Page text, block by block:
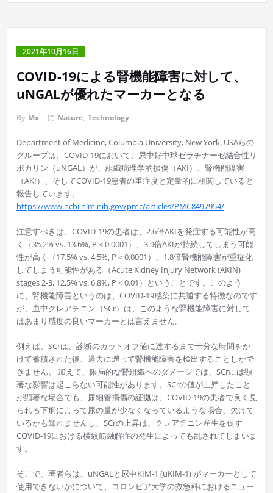
2021年10月16日
COVID-19による腎機能障害に対して、
uNGALが優れたマーカーとなる
By Mx に Nature, Technology
Department of Medicine, Columbia University, New York, USAらの
グループは、COVID-19において、尿中好中球ゼラチナーゼ結合性リ
ポカリン（uNGAL）が、組織病理学的損傷（AKI）、腎機能障害
（AKI）、そしてCOVID-19患者の重症度と定量的に相関していると
報告しています。
https://www.ncbi.nlm.nih.gov/pmc/articles/PMC8497954/
注意すべきは、COVID-19の患者は、2.6倍AKIを発症する可能性が高
く（35.2% vs. 13.6%, P＜0.0001）、3.9倍AKIが持続してしまう可能
性が高く（17.5% vs. 4.5%, P＜0.0001）、1.8倍腎機能障害が重症化
してしまう可能性がある（Acute Kidney Injury Network (AKIN)
stages 2-3, 12.5% vs. 6.8%, P＜0.01）ということです。このよう
に、腎機能障害というのは、COVID-19感染に共通する特徴なのです
が、血中クレアチニン（SCr）は、このような腎機能障害に対して
はあまり感度の良いマーカーとは言えません。
例えば、SCrは、診断のカットオフ値に達するまで十分な時間をか
けて蓄積された後、過去に遡って腎機能障害を検出することしかで
きません。 加えて、限局的な腎組織へのダメージでは、SCrには顕
著な影響は起こらない可能性があります。SCrの値が上昇したこと
が顕著な場合でも、尿細管損傷の証拠は、COVID-19の患者で良く見
られる下痢によって尿の量が少なくなっているような場合、欠けて
いるかも知れませんし、SCrの上昇は、クレアチニン産生を促す
COVID-19における横紋筋融解症の発生によっても乱されてしまいま
す。
そこで、著者らは、uNGALと尿中KIM-1 (uKIM-1) がマーカーとして
使用できないかについて、コロンビア大学の救急科におけるニュー